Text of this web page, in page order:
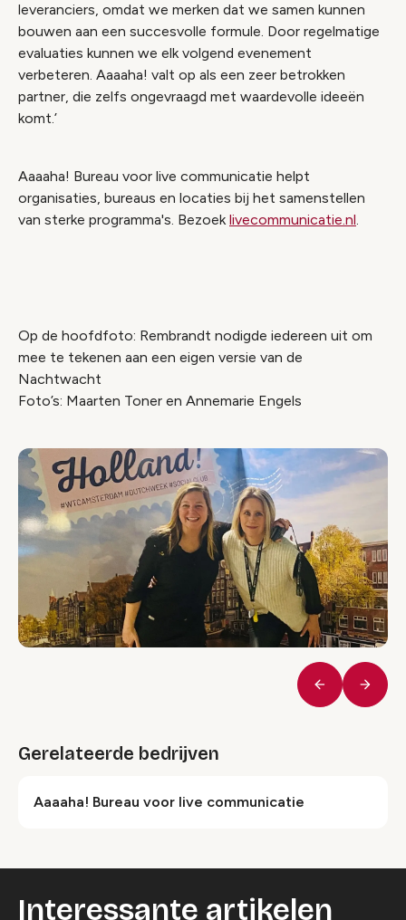
leveranciers, omdat we merken dat we samen kunnen
bouwen aan een succesvolle formule. Door regelmatige
evaluaties kunnen we elk volgend evenement
verbeteren. Aaaaha! valt op als een zeer betrokken
partner, die zelfs ongevraagd met waardevolle ideeën
komt.’
Aaaaha! Bureau voor live communicatie helpt
organisaties, bureaus en locaties bij het samenstellen
van sterke programma's. Bezoeklivecommunicatie.nl.
Op de hoofdfoto: Rembrandt nodigde iedereen uit om
mee te tekenen aan een eigen versie van de
Nachtwacht
Foto’s: Maarten Toner en Annemarie Engels
Vorige
Gerelateerde bedrijven
Aaaaha! Bureau voor live communicatie
Interessante artikelen